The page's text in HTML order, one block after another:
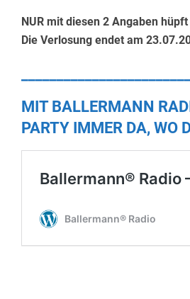
NUR mit diesen 2 Angaben
Die Verlosung endet am
MIT BALLERMANN
PARTY IMMER DA, WO